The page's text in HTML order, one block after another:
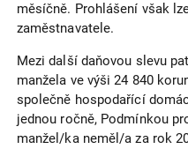
měsíčně. Prohlášení však
zaměstnavatele.
Mezi další daňovou slevu
manžela ve výši 24 840
společně hospodařící
jednou ročně, Podmínkou
manžel/ka neměl/a za rok